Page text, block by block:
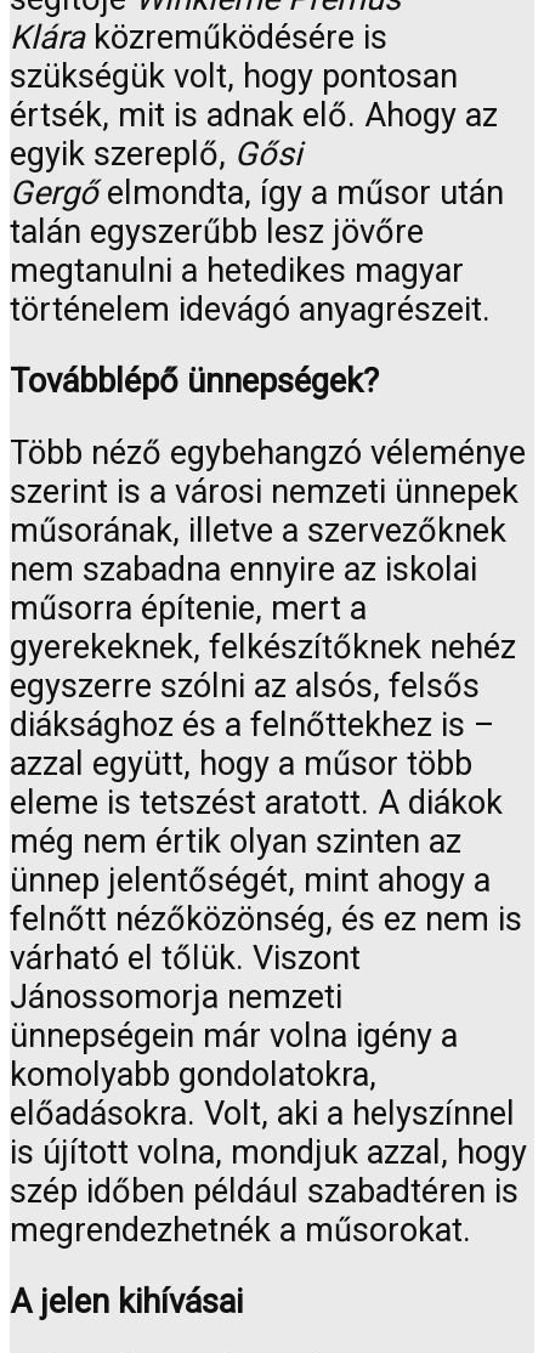
Kláraközreműködésére is
szükségük volt, hogy pontosan
értsék, mit is adnak elő. Ahogy az
egyik szereplő, Gősi
Gergőelmondta, így a műsor után
talán egyszerűbb lesz jövőre
megtanulni a hetedikes magyar
történelem idevágó anyagrészeit.
Továbblépő ünnepségek?
Több néző egybehangzó véleménye
szerint is a városi nemzeti ünnepek
műsorának, illetve a szervezőknek
nem szabadna ennyire az iskolai
műsorra építenie, mert a
gyerekeknek, felkészítőknek nehéz
egyszerre szólni az alsós, felsős
diáksághoz és a felnőttekhez is –
azzal együtt, hogy a műsor több
eleme is tetszést aratott. A diákok
még nem értik olyan szinten az
ünnep jelentőségét, mint ahogy a
felnőtt nézőközönség, és ez nem is
várható el tőlük. Viszont
Jánossomorja nemzeti
ünnepségein már volna igény a
komolyabb gondolatokra,
előadásokra. Volt, aki a helyszínnel
is újított volna, mondjuk azzal, hogy
szép időben például szabadtéren is
megrendezhetnék a műsorokat.
A jelen kihívásai